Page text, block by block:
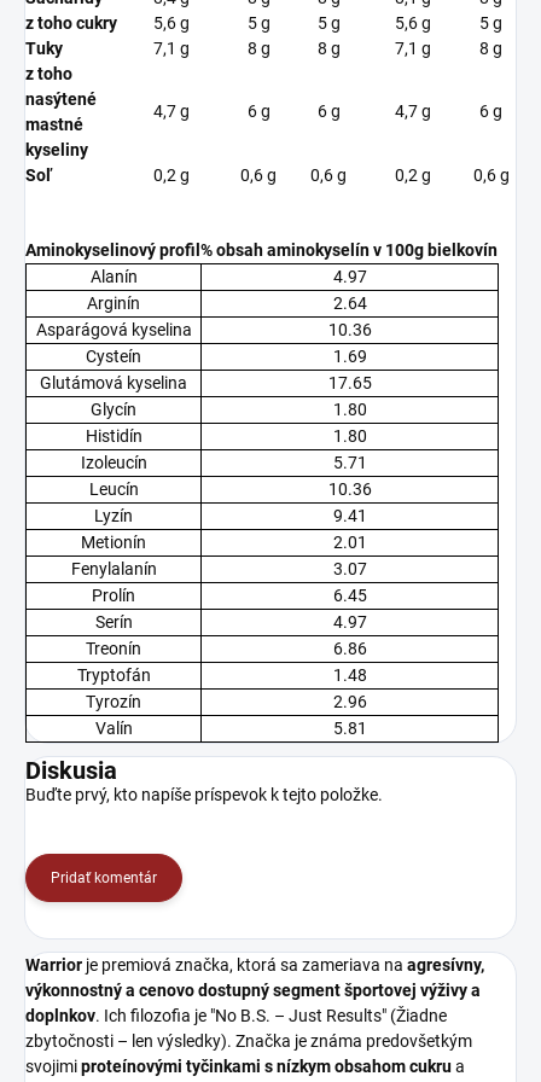
z toho cukry
5,6 g 5 g 5 g 5,6 g
5 g
Tuky
7,1 g 8 g 8 g 7,1 g
8 g
z toho
nasýtené
mastné
kyseliny
4,7 g 6 g 6 g 4,7 g 6 g
Soľ 0,2 g 0,6 g 0,6 g 0,2 g 0,6 g
Aminokyselinový profil % obsah aminokyselín v 100g bielkovín
Alanín
4.97
Arginín
2.64
Asparágová kyselina
10.36
Cysteín
1.69
Glutámová kyselina
17.65
Glycín
1.80
Histidín
1.80
Izoleucín
5.71
Leucín
10.36
Lyzín
9.41
Metionín
2.01
Fenylalanín
3.07
Prolín
6.45
Serín
4.97
Treonín
6.86
Tryptofán
1.48
Tyrozín
2.96
Valín
5.81
Diskusia
Buďte prvý, kto napíše príspevok k tejto položke.
Pridať komentár
Warrior je premiová značka, ktorá sa zameriava na agresívny,
výkonnostný a cenovo dostupný segment športovej výživy a
doplnkov. Ich filozofia je "No B.S. – Just Results" (Žiadne
zbytočnosti – len výsledky). Značka je známa predovšetkým
svojimiproteínovými tyčinkami s nízkym obsahom cukrua